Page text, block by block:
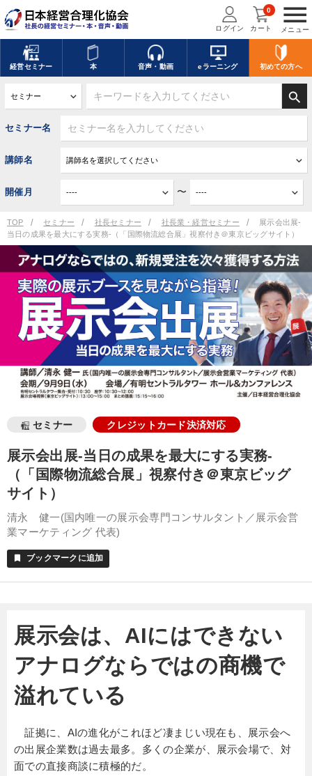
menu
メニュー
ログイン カート
0
経営セミナー 本 音声・動画 eラーニング 初めての方へ
search
セミナー名
講師名
開催月 〜
TOP セミナー 社長セミナー 社長業・経営セミナー
展示会出展-
当日の成果を最大にする実務-（「国際物流総合展」視察付き＠東京ビッグサイト）
セミナー クレジットカード決済対応
展示会出展-当日の成果を最大にする実務-
（「国際物流総合展」視察付き＠東京ビッグ
サイト）
清永 健一(国内唯一の展示会専門コンサルタント／展示会営
業マーケティング 代表)
bookmark ブックマークに追加
展示会は、AIにはできない
アナログならではの商機で
溢れている
証拠に、AIの進化がこれほど凄まじい現在も、展示会へ
の出展企業数は過去最多。多くの企業が、展示会場で、対
面での直接商談に積極的だ。